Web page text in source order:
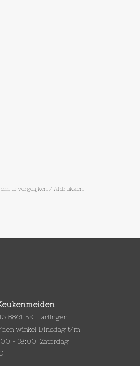
om te vergelijken / Afdrukken
8861 BK Harlingen
winkel Dinsdag t/m
- 18:00 Zaterdag